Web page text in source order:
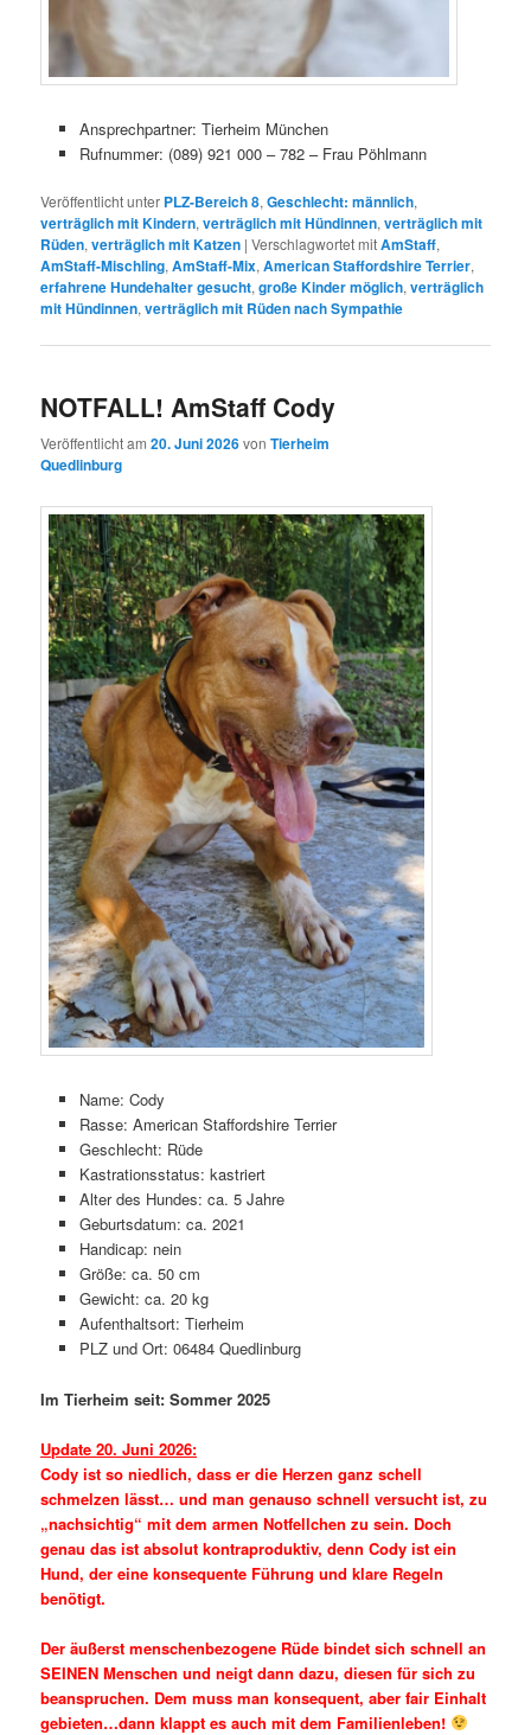
Ansprechpartner: Tierheim München
Rufnummer: (089) 921 000 – 782 – Frau Pöhlmann
Veröffentlicht unter PLZ-Bereich 8,Geschlecht: männlich,
verträglich mit Kindern,verträglich mit Hündinnen,verträglich mit
Rüden,verträglich mit Katzen |Verschlagwortet mitAmStaff,
AmStaff-Mischling,AmStaff-Mix,American Staffordshire Terrier,
erfahrene Hundehalter gesucht,große Kinder möglich,verträglich
mit Hündinnen,verträglich mit Rüden nach Sympathie
NOTFALL! AmStaff Cody
Veröffentlicht am20. Juni 2026vonTierheim
Quedlinburg
Name: Cody
Rasse: American Staffordshire Terrier
Geschlecht: Rüde
Kastrationsstatus: kastriert
Alter des Hundes: ca. 5 Jahre
Geburtsdatum: ca. 2021
Handicap: nein
Größe: ca. 50 cm
Gewicht: ca. 20 kg
Aufenthaltsort: Tierheim
PLZ und Ort: 06484 Quedlinburg
Im Tierheim seit: Sommer 2025
Update 20. Juni 2026:
Cody ist so niedlich, dass er die Herzen ganz schell
schmelzen lässt… und man genauso schnell versucht ist, zu
„nachsichtig“ mit dem armen Notfellchen zu sein. Doch
genau das ist absolut kontraproduktiv, denn Cody ist ein
Hund, der eine konsequente Führung und klare Regeln
benötigt.
Der äußerst menschenbezogene Rüde bindet sich schnell an
SEINEN Menschen und neigt dann dazu, diesen für sich zu
beanspruchen. Dem muss man konsequent, aber fair Einhalt
gebieten…dann klappt es auch mit dem Familienleben!